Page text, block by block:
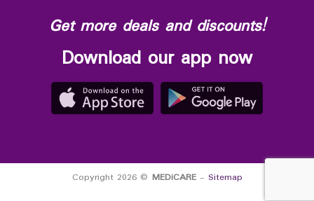
Get more deals and discounts!
Download our app now
Copyright 2026 © MEDiCARE- Sitemap